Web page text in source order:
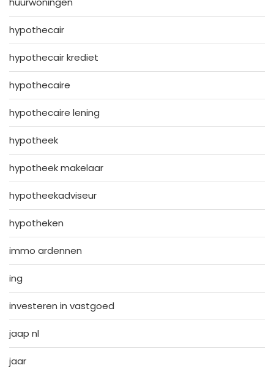
hypothecair
hypothecair krediet
hypothecaire
hypothecaire lening
hypotheek
hypotheek makelaar
hypotheekadviseur
hypotheken
immo ardennen
ing
investeren in vastgoed
jaap nl
jaar